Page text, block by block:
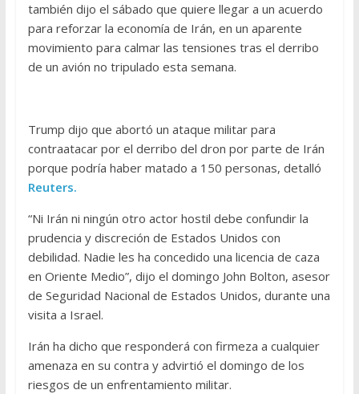
también dijo el sábado que quiere llegar a un acuerdo
para reforzar la economía de Irán, en un aparente
movimiento para calmar las tensiones tras el derribo
de un avión no tripulado esta semana.
Trump dijo que abortó un ataque militar para
contraatacar por el derribo del dron por parte de Irán
porque podría haber matado a 150 personas, detalló
Reuters.
“Ni Irán ni ningún otro actor hostil debe confundir la
prudencia y discreción de Estados Unidos con
debilidad. Nadie les ha concedido una licencia de caza
en Oriente Medio”, dijo el domingo John Bolton, asesor
de Seguridad Nacional de Estados Unidos, durante una
visita a Israel.
Irán ha dicho que responderá con firmeza a cualquier
amenaza en su contra y advirtió el domingo de los
riesgos de un enfrentamiento militar.